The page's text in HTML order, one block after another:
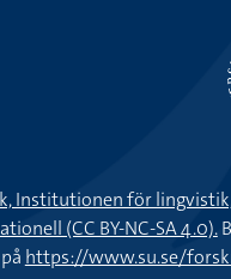
Institutionen för
(CC BY-NC-SA 4.0).
https://www.su.se/